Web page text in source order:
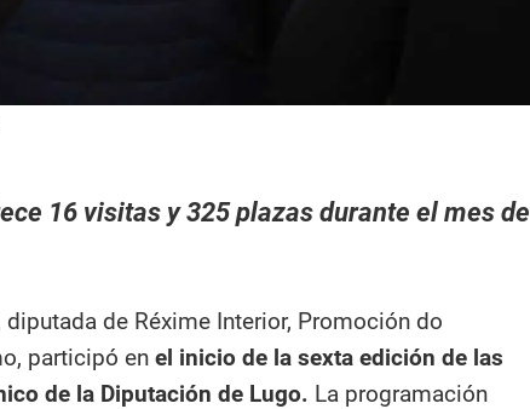
16 visitas y 325 plazas durante el mes de
diputada de Réxime Interior, Promoción do
participó en el inicio de la sexta edición de las
de la Diputación de Lugo. La programación